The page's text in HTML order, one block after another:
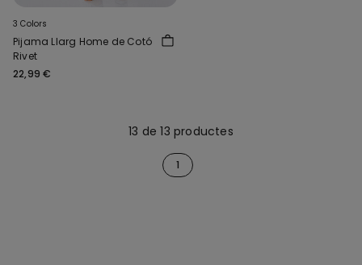
3 Colors
Pijama Llarg Home de Cotó
Rivet
22,99 €
13 de 13 productes
1